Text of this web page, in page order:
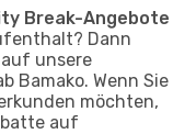
Break-Angebote
Dann
unsere
Bamako. Wenn Sie
möchten,
auf